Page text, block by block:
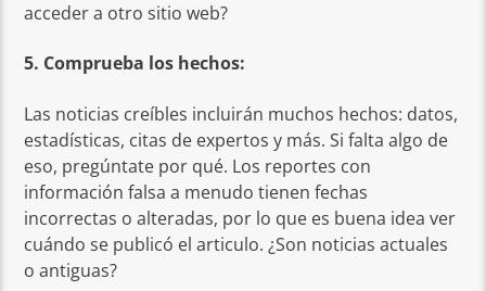
acceder a otro sitio web?
5. Comprueba los hechos:
Las noticias creíbles incluirán muchos hechos: datos,
estadísticas, citas de expertos y más. Si falta algo de
eso, pregúntate por qué. Los reportes con
información falsa a menudo tienen fechas
incorrectas o alteradas, por lo que es buena idea ver
cuándo se publicó el articulo. ¿Son noticias actuales
o antiguas?